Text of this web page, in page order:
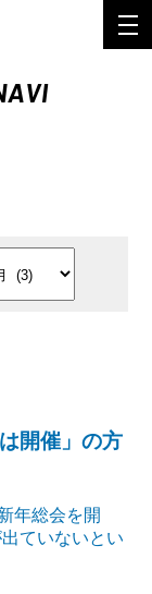
開催」の方
年総会を開
ていないとい